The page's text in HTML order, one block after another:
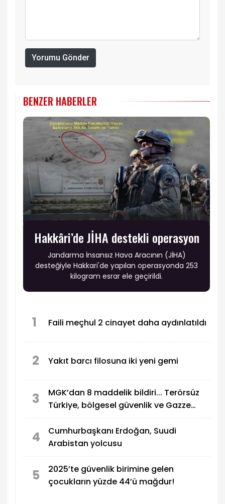
Yorumu Gönder
BENZER HABERLER
Hakkâri’de JİHA destekli operasyon
Jandarma İnsansız Hava Aracının (JİHA)
desteğiyle Hakkari'de yapılan operasyonda 253
kilogram esrar ele geçirildi.
1 Faili meçhul 2 cinayet daha aydınlatıldı
2 Yakıt barcı filosuna iki yeni gemi
3
MGK’dan 8 maddelik bildiri... Terörsüz
Türkiye, bölgesel güvenlik ve Gazze
4
Cumhurbaşkanı Erdoğan, Suudi
Arabistan yolcusu
5
2025’te güvenlik birimine gelen
çocukların yüzde 44’ü mağdur!